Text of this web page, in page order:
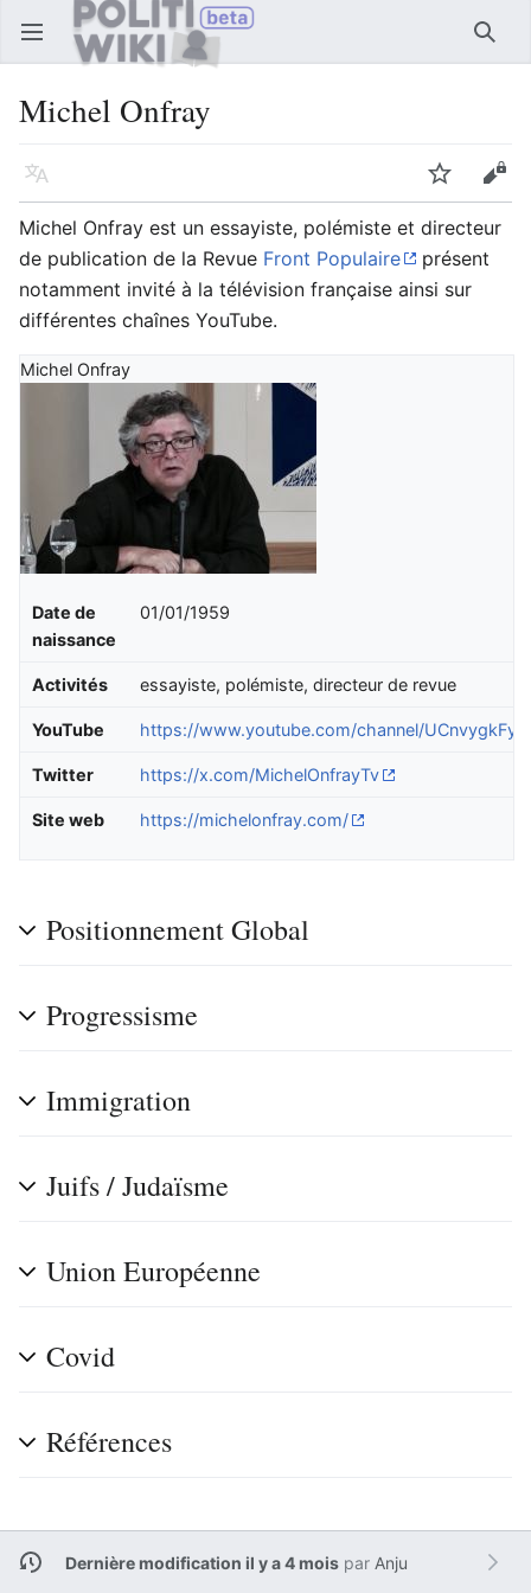
Ouvrir le menu principal
Michel Onfray
Langue Suivre
Michel Onfray est un essayiste, polémiste et directeur
de publication de la Revue Front Populaire
présent
notamment invité à la télévision française ainsi sur
différentes chaînes YouTube.
Michel Onfray
Date de
naissance
01/01/1959
Activités essayiste, polémiste, directeur de revue
YouTube https://www.youtube.com/channel/
Twitter https://x.com/MichelOnfrayTv
Site web https://michelonfray.com/
Positionnement Global
Progressisme
Immigration
Juifs / Judaïsme
Union Européenne
Covid
Références
Dernière modification il y a 4 moispar Anju